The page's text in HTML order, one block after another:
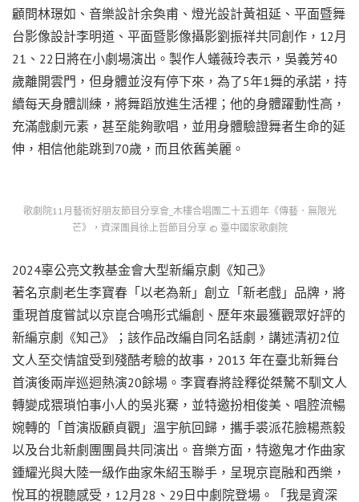
顧問林璟如、音樂設計余奐甫、燈光設計黃祖延、平面暨舞
台影像設計李明道、平面暨影像攝影劉振祥共同創作，12月
21、22日將在小劇場演出。製作人蟻薇玲表示，吳義芳40
歲離開雲門，但身體並沒有停下來，為了5年1舞的承諾，持
續每天身體訓練，將舞蹈放進生活裡；他的身體躍動性高，
充滿戲劇元素，甚至能夠歌唱，並用身體驗證舞者生命的延
伸，相信他能跳到70歲，而且依舊美麗。
歌劇院11月藝術好朋友節目分享會_木樓合唱團二十五週年《傳藝．無限光
芒》，資深團員徐上哲節目分享 © 臺中國家歌劇院
2024辜公亮文教基金會大型新編京劇《知己》
著名京劇老生李寶春「以老為新」創立「新老戲」品牌，將
重現首度嘗試以京崑合鳴形式編創、歷年來最獲觀眾好評的
新編京劇《知己》；該作品改編自同名話劇，講述清初2位
文人至交情誼受到殘酷考驗的故事，2013 年在臺北新舞台
首演後兩岸巡迴熱演20餘場。李寶春將詮釋從桀驁不馴文人
轉變成猥瑣怕事小人的吳兆騫，並特邀扮相俊美、唱腔流暢
婉轉的「首演版顧貞觀」溫宇航回歸，攜手裘派花臉楊燕毅
以及台北新劇團團員共同演出。音樂方面，特邀鬼才作曲家
鍾耀光與大陸一級作曲家朱紹玉聯手，呈現京崑融和西樂，
悅耳的視聽感受，12月28、29日中劇院登場。「我是資深